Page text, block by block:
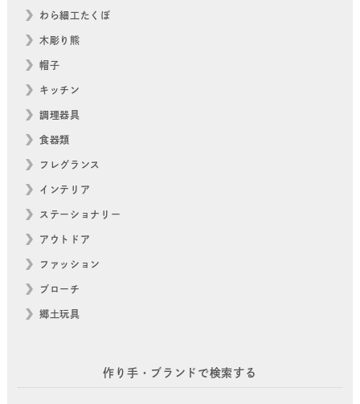
わら細工たくぼ
木彫り熊
帽子
キッチン
調理器具
食器類
フレグランス
インテリア
ステーショナリー
アウトドア
ファッション
ブローチ
郷土玩具
作り手・ブランドで検索する